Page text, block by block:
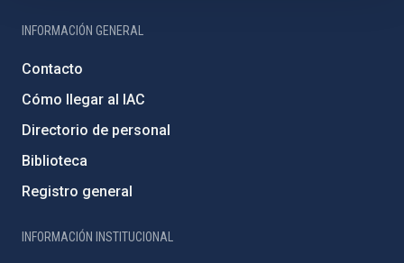
INFORMACIÓN GENERAL
Contacto
Cómo llegar al IAC
Directorio de personal
Biblioteca
Registro general
INFORMACIÓN INSTITUCIONAL